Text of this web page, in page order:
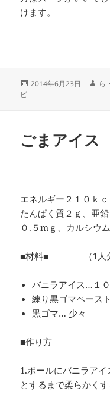
けます。
投
2014年6月23日
作
ら
ピ
ごまアイス
エネルギー２１０ｋｃ
たんぱく質２ｇ、亜
０.５mｇ、カルシウ
■材料■ （1人分
バニラアイス…１
練り黒ゴマペース
黒ゴマ… 少々
■作り方
1.ボールにバニラア
とするまで柔らかくす